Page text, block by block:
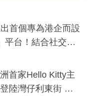
首個專為港企而設
平台！結合社交聆
地」宣傳短片
首家Hello Kitty主
陸灣仔利東街 推